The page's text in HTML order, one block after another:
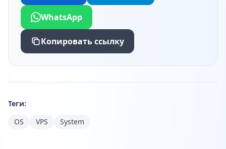
WhatsApp
Копировать ссылку
Теги:
OS
VPS System